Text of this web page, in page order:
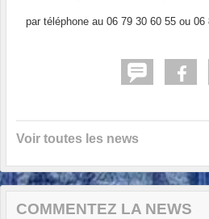
par téléphone au 06 79 30 60 55 ou 06
Voir toutes les news
COMMENTEZ LA NEWS